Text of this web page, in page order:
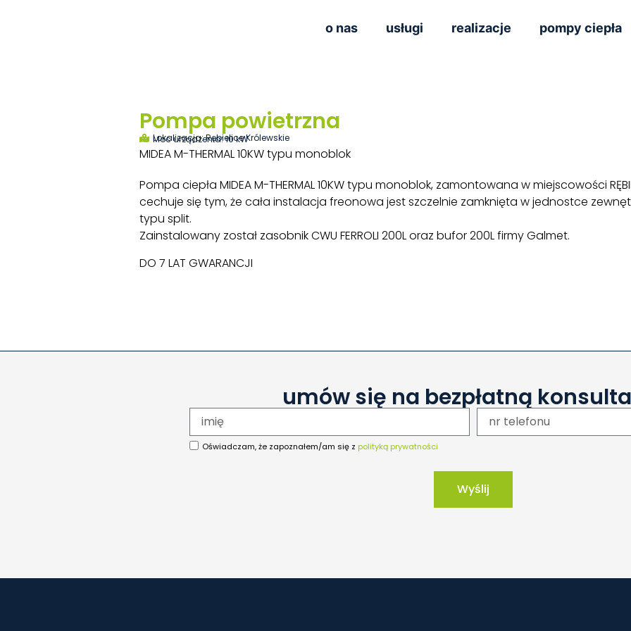
o nas usługi realizacje pompy ciepła
Pompa powietrzna
Lokalizacja: Rębielice Królewskie
Moc urządzenia: 10 kW
MIDEA M-THERMAL 10KW typu monoblok
Pompa ciepła MIDEA M-THERMAL 10KW typu monoblok, zamontowana w miejscowości
cechuje się tym, że cała instalacja freonowa jest szczelnie zamknięta w jednostce
typu split.
Zainstalowany został zasobnik CWU FERROLI 200L oraz bufor 200L firmy Galmet.
DO 7 LAT GWARANCJI
umów się na bezpłatną
Oświadczam, że zapoznałem/am się z polityką prywatności
Wyślij